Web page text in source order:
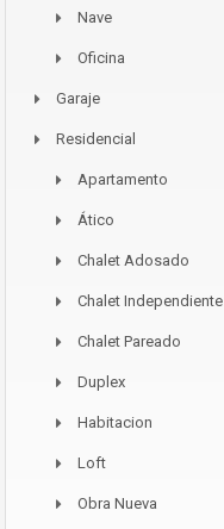
Nave
Oficina
Garaje
Residencial
Apartamento
Ático
Chalet Adosado
Chalet Independiente
Chalet Pareado
Duplex
Habitacion
Loft
Obra Nueva